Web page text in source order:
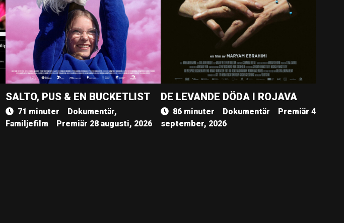
SALTO, PUS & EN BUCKETLIST
71 minuter
Dokumentär,
Familjefilm
Premiär 28 augusti, 2026
DE LEVANDE DÖDA I ROJAVA
86 minuter Dokumentär
Premiär 4
september, 2026